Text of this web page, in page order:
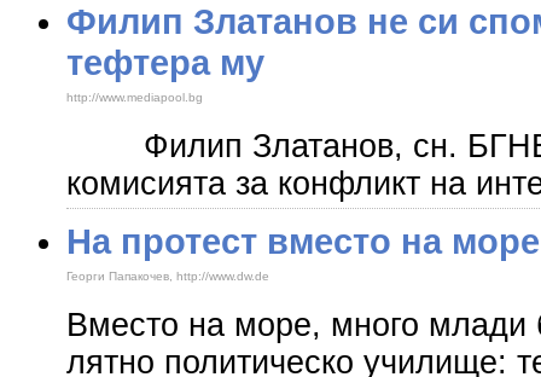
Филип Златанов не си
тефтера му
http://www.mediapool.bg
Филип Златанов, сн.
комисията за конфликт на
На протест вместо на море
Георги Папакочев, http://www.dw.de
Вместо на море, много млади
лятно политическо училище: